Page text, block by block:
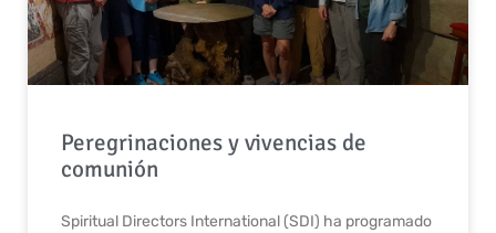
Peregrinaciones y vivencias de
comunión
Spiritual Directors International (SDI) ha programado